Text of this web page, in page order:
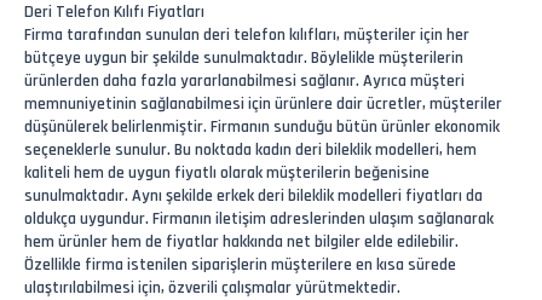
Deri Telefon Kılıfı Fiyatları
Firma tarafından sunulan deri telefon kılıfları, müşteriler için her
bütçeye uygun bir şekilde sunulmaktadır. Böylelikle müşterilerin
ürünlerden daha fazla yararlanabilmesi sağlanır. Ayrıca müşteri
memnuniyetinin sağlanabilmesi için ürünlere dair ücretler, müşteriler
düşünülerek belirlenmiştir. Firmanın sunduğu bütün ürünler ekonomik
seçeneklerle sunulur. Bu noktada kadın deri bileklik modelleri, hem
kaliteli hem de uygun fiyatlı olarak müşterilerin beğenisine
sunulmaktadır. Aynı şekilde erkek deri bileklik modelleri fiyatları da
oldukça uygundur. Firmanın iletişim adreslerinden ulaşım sağlanarak
hem ürünler hem de fiyatlar hakkında net bilgiler elde edilebilir.
Özellikle firma istenilen siparişlerin müşterilere en kısa sürede
ulaştırılabilmesi için, özverili çalışmalar yürütmektedir.